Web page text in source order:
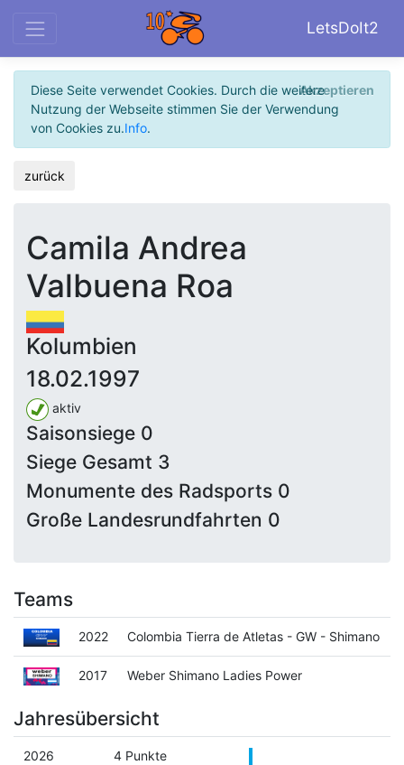
LetsDoIt2
Diese Seite verwendet Cookies. Durch die weitere
Nutzung der Webseite stimmen Sie der Verwendung
von Cookies zu.Info.
Akzeptieren
zurück
Camila Andrea
Valbuena Roa
Kolumbien
18.02.1997
aktiv
Saisonsiege 0
Siege Gesamt 3
Monumente des Radsports 0
Große Landesrundfahrten 0
Teams
2022 Colombia Tierra de Atletas - GW - Shimano
2017 Weber Shimano Ladies Power
Jahresübersicht
2026 4 Punkte